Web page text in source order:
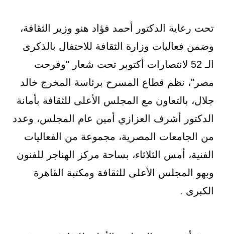
تحت رعاية الدكتور أحمد فؤاد هنو وزير الثقافة،
وضمن فعاليات وزارة الثقافة للاحتفال بالذكرى
الـ 52 لانتصارات أكتوبر تحت شعار "وفرحت
مصر"، نظم قطاع المسرح برئاسة المخرج خالد
جلال، بالتعاون مع المجلس الأعلى للثقافة بأمانة
الدكتور أشرف العزازي أمين عام المجلس، وعدد
من الجامعات المصرية، مجموعة من الفعاليات
الفنية، أمس الثلاثاء، بساحة مركز الهناجر للفنون
وبهو المجلس الأعلى للثقافة ومكتبة القاهرة
الكبرى .